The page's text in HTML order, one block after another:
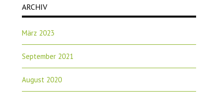
ARCHIV
März 2023
September 2021
August 2020